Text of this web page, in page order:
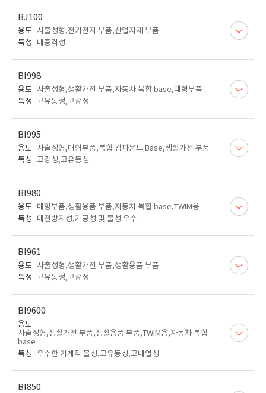
BJ100
용도
사출성형,전기전자 부품,산업자재 부품
특성
내충격성
BI998
용도
사출성형,생활가전 부품,자동차 복합 base,대형부품
특성 고유동성,고강성
BI995
용도
사출성형,대형부품,복합 컴파운드 Base,생활가전 부품
특성 고강성,고유동성
BI980
용도
대형부품,생활용품 부품,자동차 복합 base,TWIM용
특성
대전방지성,가공성 및 물성 우수
BI961
용도
사출성형,생활가전 부품,생활용품 부품
특성 고유동성,고강성
BI9600
용도
사출성형,생활가전 부품,생활용품 부품,TWIM용,자동차 복합
base
특성 우수한 기계적 물성,고유동성,고내열성
BI850